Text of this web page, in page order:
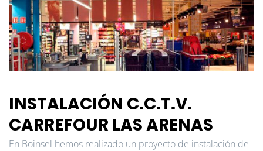
INSTALACIÓN C.C.T.V.
CARREFOUR LAS ARENAS
En Boinsel hemos realizado un proyecto de instalación de